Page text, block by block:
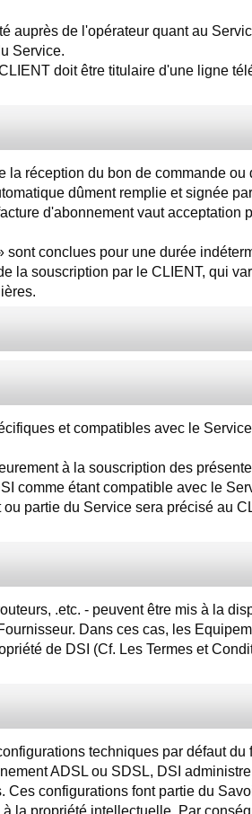
auprès de l'opérateur quant au
Service.
doit être titulaire d'une ligne
la réception du bon de commande ou
dûment remplie et signée
d'abonnement vaut acceptation
sont conclues pour une durée
la souscription par le CLIENT, qui
et compatibles avec le
à la souscription des
comme étant compatible avec le
partie du Service sera précisé au
.etc. - peuvent être mis à la
Dans ces cas, les
de DSI (Cf. Les Termes et
techniques par défaut du
ADSL ou SDSL, DSI
configurations font partie du
la propriété intellectuelle. Par